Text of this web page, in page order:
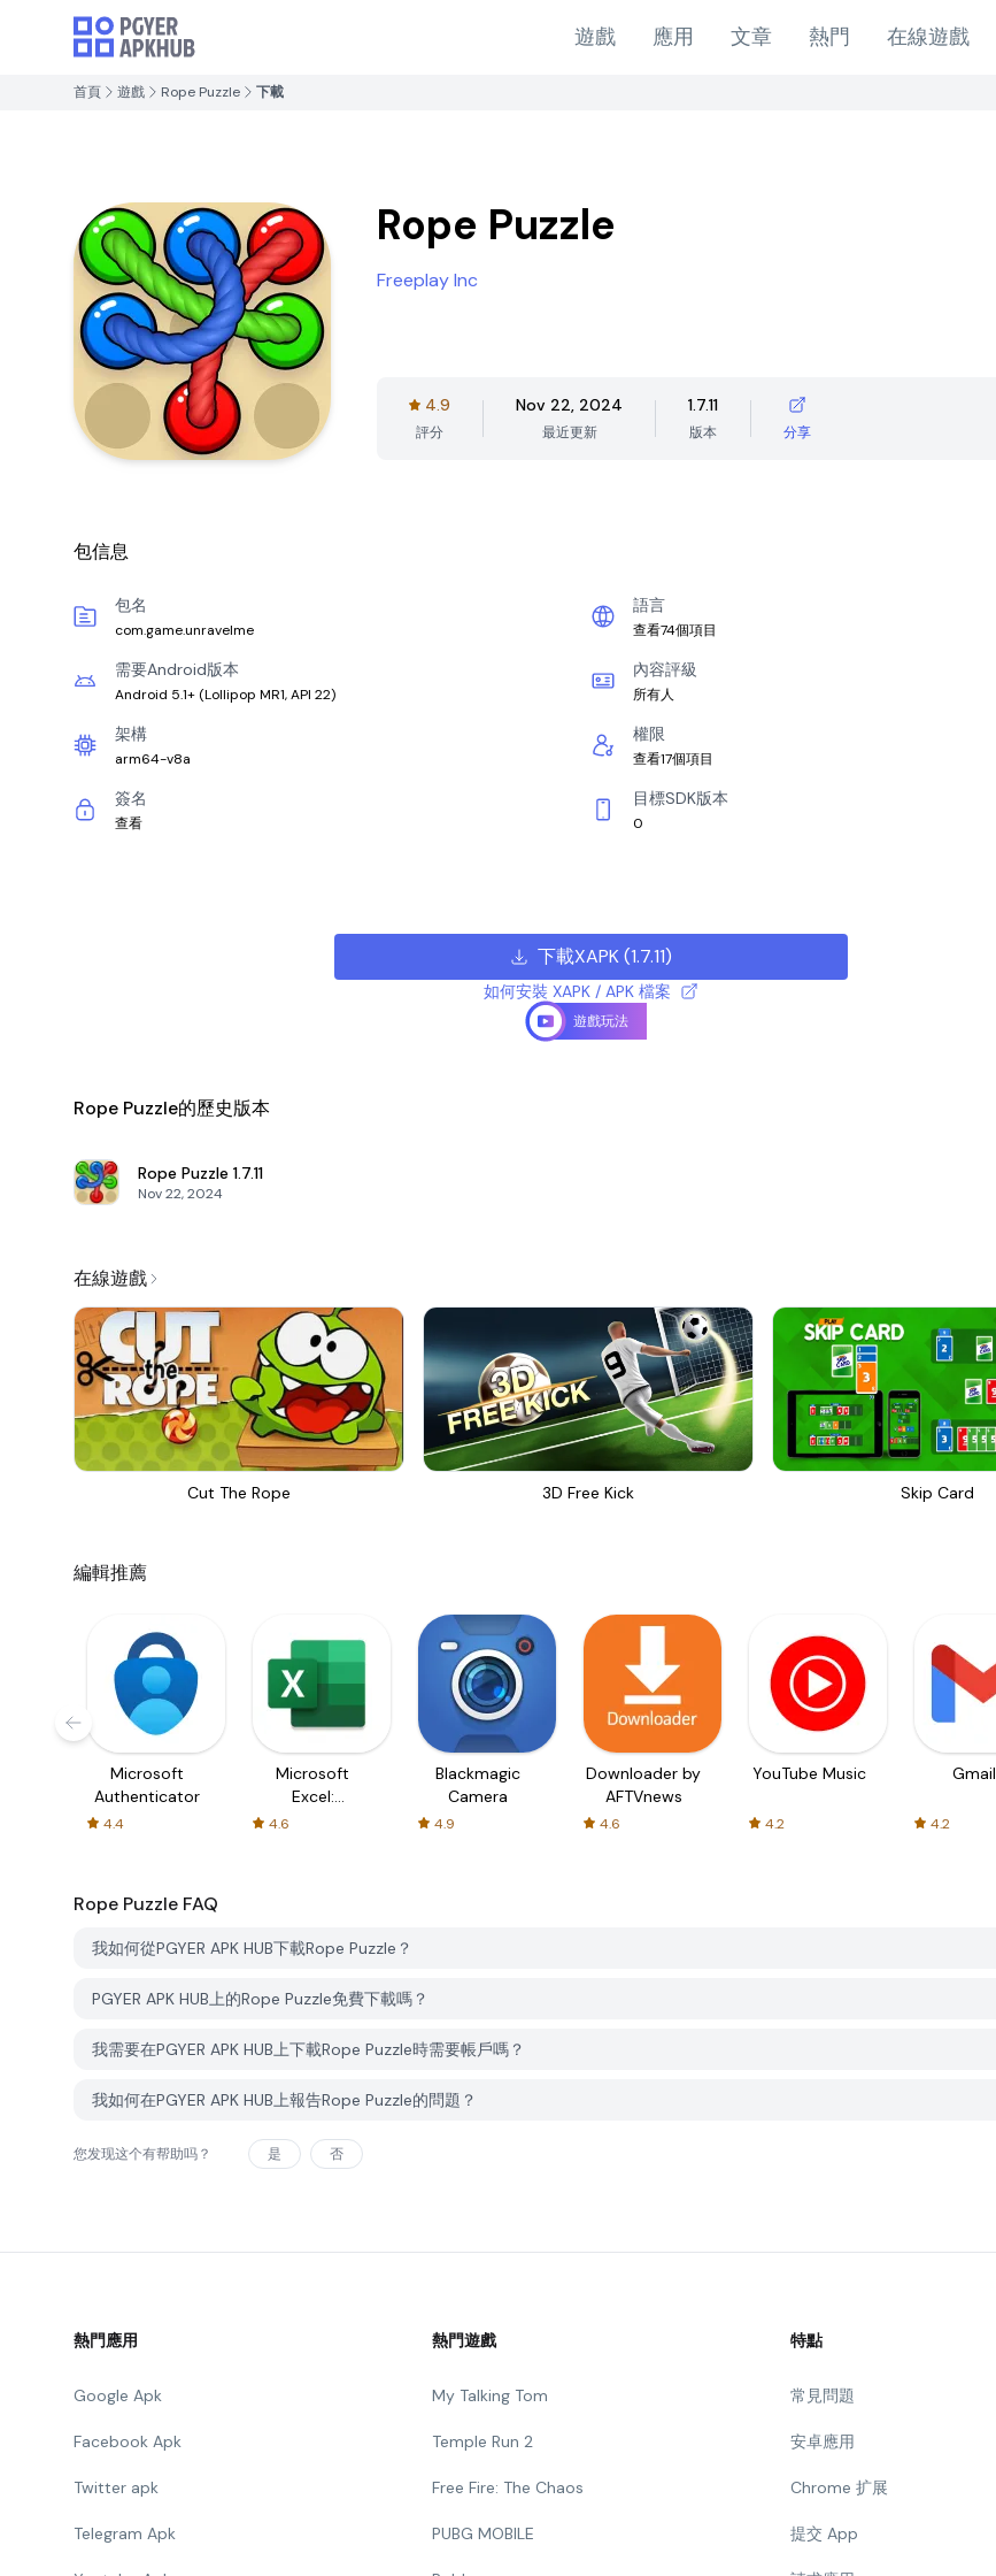
遊戲 應用 文章 熱門 在線遊戲
首頁 遊戲 Rope Puzzle 下載
Rope Puzzle
Freeplay Inc
4.9
評分
Nov 22, 2024
最近更新
1.7.11
版本 分享
包信息
包名
com.game.unravelme
語言
查看74個項目
需要Android版本
Android 5.1+ (Lollipop MR1, API 22)
內容評級
所有人
架構
arm64-v8a
權限
查看17個項目
簽名
查看
目標SDK版本
0
下載XAPK(1.7.11)
如何安裝 XAPK / APK 檔案
遊戲玩法
Rope Puzzle的歷史版本
Rope Puzzle 1.7.11
Nov 22, 2024
在線遊戲
Cut The Rope 3D Free Kick Skip Card
編輯推薦
Microsoft
Authenticator
4.4
Microsoft
Excel:
Spreadsheets
4.6
Blackmagic
Camera
4.9
Downloader by
AFTVnews
4.6
YouTube Music
4.2
Gmail
4.2
Rope Puzzle FAQ
我如何從PGYER APK HUB下載Rope Puzzle？
PGYER APK HUB上的Rope Puzzle免費下載嗎？
我需要在PGYER APK HUB上下載Rope Puzzle時需要帳戶嗎？
我如何在PGYER APK HUB上報告Rope Puzzle的問題？
您发现这个有帮助吗？ 是 否
熱門應用
Google Apk
Facebook Apk
Twitter apk
Telegram Apk
熱門遊戲
My Talking Tom
Temple Run 2
Free Fire: The Chaos
PUBG MOBILE
特點
常見問題
安卓應用
Chrome 扩展
提交 App